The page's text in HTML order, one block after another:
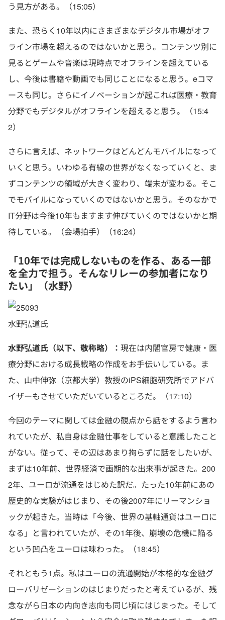
う見方がある。（15:05）
また、恐らく10年以内にさまざまなデジタル市場がオフ
ライン市場を超えるのではないかと思う。コンテンツ別に
見るとゲームや音楽は現時点でオフラインを超えている
し、今後は書籍や動画でも同じことになると思う。eコマ
ースも同じ。さらにイノベーションが起これば医療・教育
分野でもデジタルがオフラインを超えると思う。（15:4
2）
さらに言えば、ネットワークはどんどんモバイルになって
いくと思う。いわゆる有線の世界がなくなっていくと、ま
ずコンテンツの領域が大きく変わり、端末が変わる。そこ
でモバイルになっていくのではないかと思う。そのなかで
IT分野は今後10年もますます伸びていくのではないかと期
待している。（会場拍手）（16:24）
「10年では完成しないものを作る、ある一部
を全力で担う。そんなリレーの参加者になり
たい」（水野）
水野弘道氏
水野弘道氏（以下、敬称略）： 現在は内閣官房で健康・医
療分野における成長戦略の作成をお手伝いしている。ま
た、山中伸弥（京都大学）教授のiPS細胞研究所でアドバ
イザーもさせていただいているところだ。（17:10）
今回のテーマに関しては金融の観点から話をするよう言わ
れていたが、私自身は金融仕事をしていると意識したこと
がない。従って、その辺はあまり拘らずに話をしたいが、
まずは10年前、世界経済で画期的な出来事が起きた。200
2年、ユーロが流通をはじめた訳だ。たった10年前にあの
歴史的な実験がはじまり、その後2007年にリーマンショ
ックが起きた。当時は「今後、世界の基軸通貨はユーロに
なる」と言われていたが、その1年後、崩壊の危機に陥る
という凹凸をユーロは味わった。（18:45）
それともう1点。私はユーロの流通開始が本格的な金融グ
ローバリゼーションのはじまりだったと考えているが、残
念ながら日本の内向き志向も同じ頃にはじまった。そして